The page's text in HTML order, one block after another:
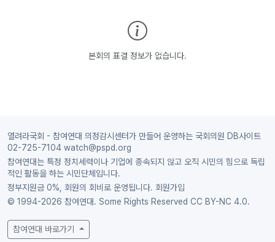
본회의 표결 정보가 없습니다.
열려라국회 - 참여연대 의정감시센터가 만들어 운영하는 국회의원 DB사이트
02-725-7104 watch@pspd.org
참여연대는 특정 정치세력이나 기업에 종속되지 않고 오직 시민의 힘으로 독립
적인 활동을 하는 시민단체입니다.
정부지원금 0%, 회원의 회비로 운영됩니다. 회원가입
© 1994-2026 참여연대. Some Rights Reserved CC BY-NC 4.0.
참여연대 바로가기